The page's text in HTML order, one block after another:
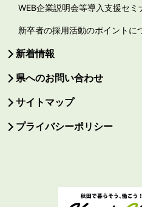
WEB企業説明会等導入支援セミ
新卒者の採用活動のポイントに
新着情報
県へのお問い合わせ
サイトマップ
プライバシーポリシー